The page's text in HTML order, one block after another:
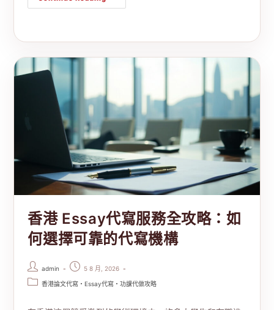
香港 Essay代寫服務全攻略：如
何選擇可靠的代寫機構
admin 5 8 月, 2026
香港論文代寫・Essay代寫・功課代做攻略